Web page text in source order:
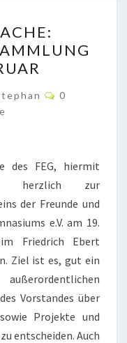
Kommentare
0
des FEG, hiermit
herzlich zur
der Freunde und
e.V. am 19.
Friedrich Ebert
Ziel ist es, gut ein
Vorstandes über
Projekte und
entscheiden. Auch